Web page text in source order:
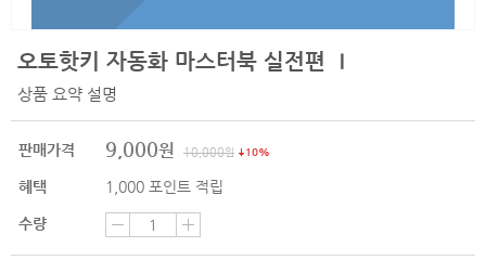
오토핫키 자동화 마스터북 실전편 Ⅰ
상품 요약 설명
판매가격 9,000원 10,000원 10%
혜택 1,000 포인트 적립
수량